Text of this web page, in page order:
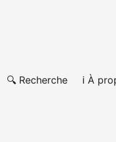
🔍 Recherche ℹ️ À